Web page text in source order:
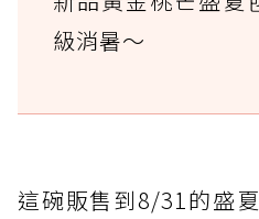
級消暑～
這碗販售到8/31的盛